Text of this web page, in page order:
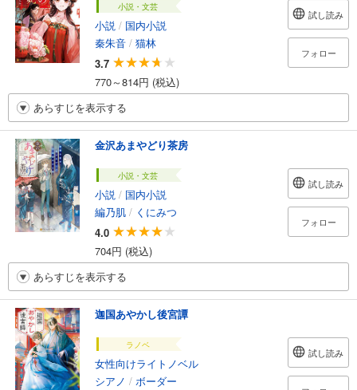
小説・文芸
小説 / 国内小説
秦朱音 / 猫林
3.7
770～814円 (税込)
試し読み
フォロー
あらすじを表示する
金沢あまやどり茶房
小説・文芸
小説 / 国内小説
編乃肌 / くにみつ
4.0
704円 (税込)
試し読み
フォロー
あらすじを表示する
迦国あやかし後宮譚
ラノベ
女性向けライトノベル
シアノ / ボーダー
試し読み